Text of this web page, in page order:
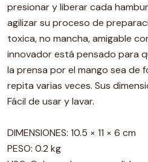
presionar y liberar cada
agilizar su proceso de
toxica, no mancha, amigable
innovador está pensado para
la prensa por el mango sea de
repita varias veces. Sus
Fácil de usar y lavar.
DIMENSIONES: 10.5 × 11 × 6 cm
PESO: 0.2 kg